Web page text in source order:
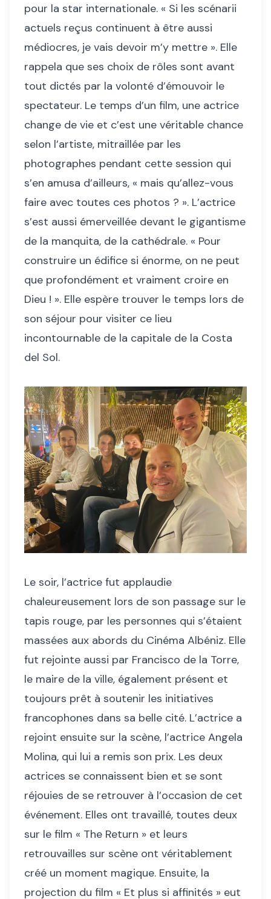
pour la star internationale. « Si les scénarii
actuels reçus continuent à être aussi
médiocres, je vais devoir m’y mettre ». Elle
rappela que ses choix de rôles sont avant
tout dictés par la volonté d’émouvoir le
spectateur. Le temps d’un film, une actrice
change de vie et c’est une véritable chance
selon l’artiste, mitraillée par les
photographes pendant cette session qui
s’en amusa d’ailleurs, « mais qu’allez-vous
faire avec toutes ces photos ? ». L’actrice
s’est aussi émerveillée devant le gigantisme
de la manquita, de la cathédrale. « Pour
construire un édifice si énorme, on ne peut
que profondément et vraiment croire en
Dieu ! ». Elle espère trouver le temps lors de
son séjour pour visiter ce lieu
incontournable de la capitale de la Costa
del Sol.
Le soir, l’actrice fut applaudie
chaleureusement lors de son passage sur le
tapis rouge, par les personnes qui s’étaient
massées aux abords du Cinéma Albéniz. Elle
fut rejointe aussi par Francisco de la Torre,
le maire de la ville, également présent et
toujours prêt à soutenir les initiatives
francophones dans sa belle cité. L’actrice a
rejoint ensuite sur la scène, l’actrice Angela
Molina, qui lui a remis son prix. Les deux
actrices se connaissent bien et se sont
réjouies de se retrouver à l’occasion de cet
événement. Elles ont travaillé, toutes deux
sur le film « The Return » et leurs
retrouvailles sur scène ont véritablement
créé un moment magique. Ensuite, la
projection du film « Et plus si affinités » eut